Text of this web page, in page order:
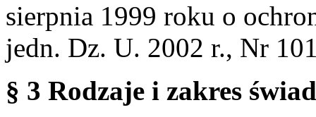
sierpnia 1999 roku o
jedn. Dz. U. 2002 r., Nr
§ 3 Rodzaje i zakres